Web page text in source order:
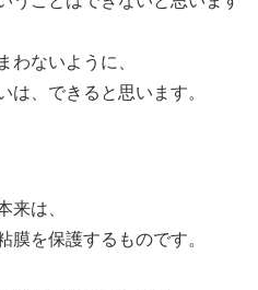
わないように、
は、できると思います。
来は、
膜を保護するものです。